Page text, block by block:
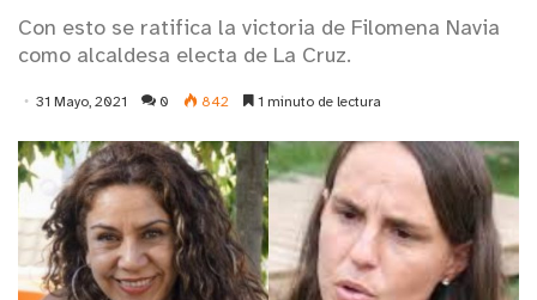
Con esto se ratifica la victoria de Filomena Navia
como alcaldesa electa de La Cruz.
31 Mayo, 2021 0 842 1 minuto de lectura